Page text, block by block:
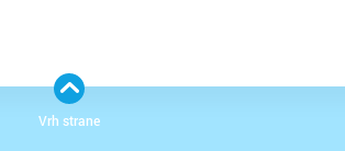
Vrh strane